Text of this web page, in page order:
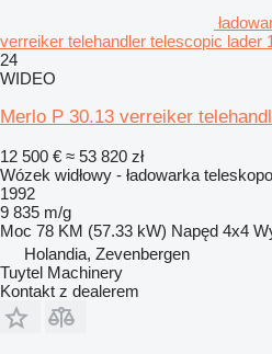
verreiker telehandler telescopic lader
24
WIDEO
Merlo P 30.13 verreiker
12 500 € ≈ 53 820 zł
Wózek widłowy - ładowarka
1992
9 835 m/g
Moc 78 KM (57.33 kW) Napęd 4x4
Holandia, Zevenbergen
Tuytel Machinery
Kontakt z dealerem